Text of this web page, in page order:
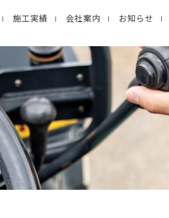
施工実績 会社案内 お知らせ
public_html/wp-